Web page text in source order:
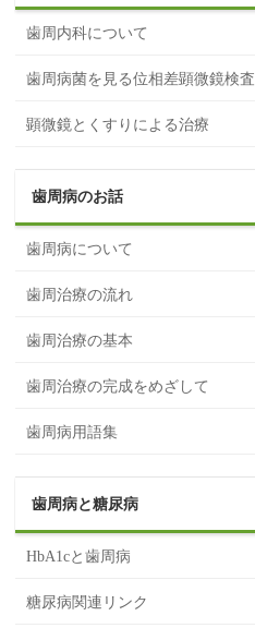
歯周内科について
歯周病菌を見る位相差顕微鏡検査
顕微鏡とくすりによる治療
歯周病のお話
歯周病について
歯周治療の流れ
歯周治療の基本
歯周治療の完成をめざして
歯周病用語集
歯周病と糖尿病
HbA1cと歯周病
糖尿病関連リンク